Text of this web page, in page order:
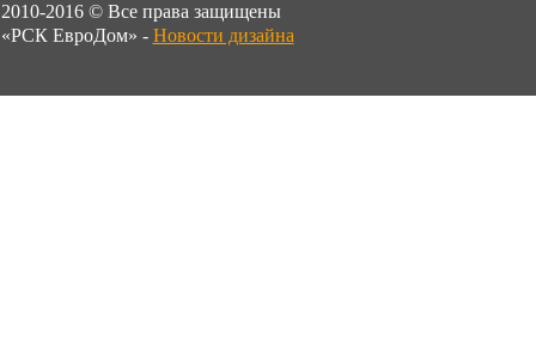
2010-2016 © Все права защищены
«РСК ЕвроДом» - Новости дизайна